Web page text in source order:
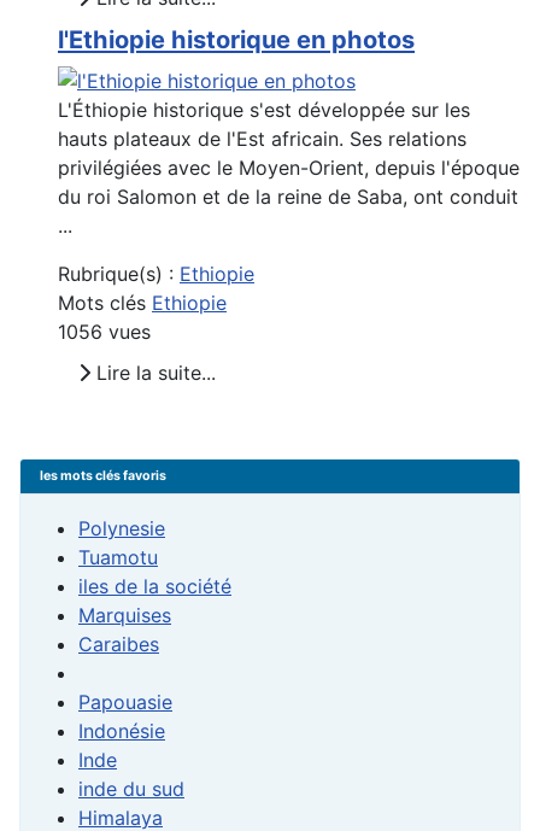
l'Ethiopie historique en photos
L'Éthiopie historique s'est développée sur les
hauts plateaux de l'Est africain. Ses relations
privilégiées avec le Moyen-Orient, depuis l'époque
du roi Salomon et de la reine de Saba, ont conduit
...
Rubrique(s) : Ethiopie
Mots clés Ethiopie
1056 vues
Lire la suite...
les mots clés favoris
Polynesie
Tuamotu
iles de la société
Marquises
Caraibes
Papouasie
Indonésie
Inde
inde du sud
Himalaya